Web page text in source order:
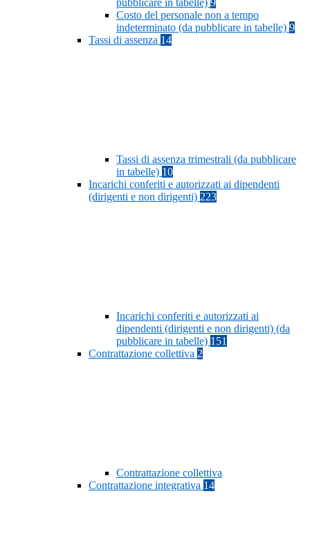
pubblicare in tabelle) 9
Costo del personale non a tempo
indeterminato (da pubblicare in tabelle) 9
Tassi di assenza 14
Tassi di assenza trimestrali (da pubblicare
in tabelle) 10
Incarichi conferiti e autorizzati ai dipendenti
(dirigenti e non dirigenti) 223
Incarichi conferiti e autorizzati ai
dipendenti (dirigenti e non dirigenti) (da
pubblicare in tabelle) 151
Contrattazione collettiva 2
Contrattazione collettiva
Contrattazione integrativa 14